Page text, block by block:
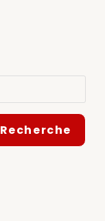
Recherche